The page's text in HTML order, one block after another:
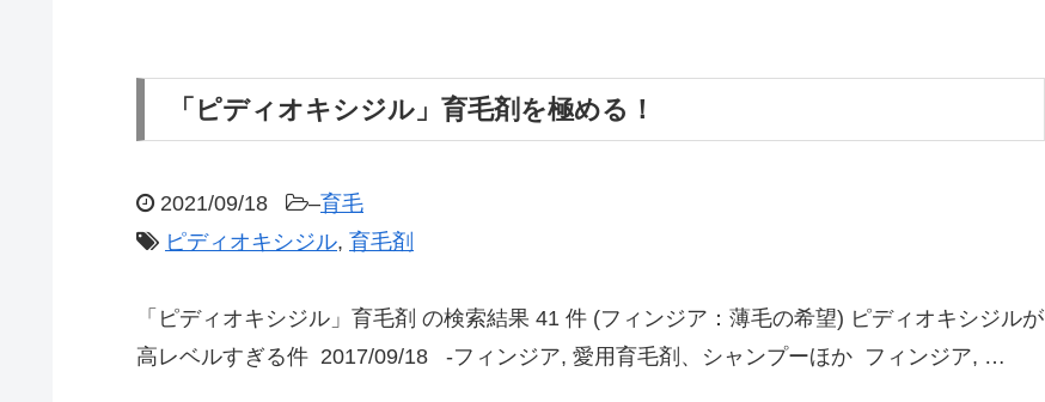
「ピディオキシジル」育毛剤を極める！
2021/09/18 –育毛
ピディオキシジル, 育毛剤
「ピディオキシジル」育毛剤 の検索結果 41 件 (フィンジア：薄毛の希望) ピディオキシジルが
高レベルすぎる件 2017/09/18 -フィンジア, 愛用育毛剤、シャンプーほか フィンジア, …